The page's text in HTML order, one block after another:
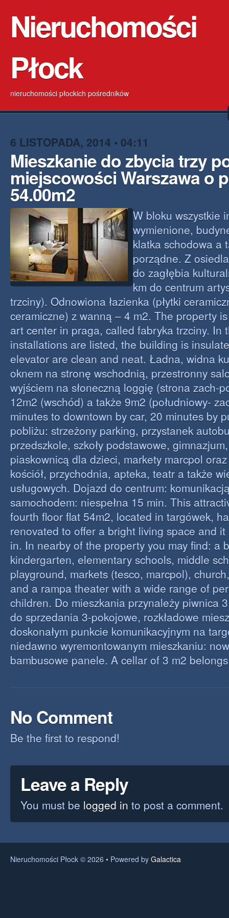
Nieruchomości
Płock
nieruchomości płockich pośredników
6 LISTOPADA, 2014 • 04:11
Mieszkanie do zbycia trzy
miejscowości Warszawa o
54.00m2
W bloku wszystkie
wymienione,
klatka schodowa a
porządne. Z
do zagłębia
km do centrum
trzciny). Odnowiona łazienka (płytki
ceramiczne) z wanną – 4 m2. The property
art center in praga, called fabryka trzciny. In
installations are listed, the building is
elevator are clean and neat. Ładna, widna
oknem na stronę wschodnią, przestronny
wyjściem na słoneczną loggię (strona zach-
12m2 (wschód) a także 9m2 (południowy-
minutes to downtown by car, 20 minutes by
pobliżu: strzeżony parking, przystanek
przedszkole, szkoły podstawowe,
piaskownicą dla dzieci, markety marcpol
kościół, przychodnia, apteka, teatr a także
usługowych. Dojazd do centrum:
samochodem: niespełna 15 min. This
fourth floor flat 54m2, located in targówek,
renovated to offer a bright living space and
in. In nearby of the property you may find: a
kindergarten, elementary schools, middle
playground, markets (tesco, marcpol),
and a rampa theater with a wide range of
children. Do mieszkania przynależy piwnica
do sprzedania 3-pokojowe, rozkładowe
doskonałym punkcie komunikacyjnym na
niedawno wyremontowanym mieszkaniu:
bambusowe panele. A cellar of 3 m2
No Comment
Be the first to respond!
Leave a Reply
You must be logged in to post a comment.
Nieruchomości Płock © 2026 • Powered by Galactica